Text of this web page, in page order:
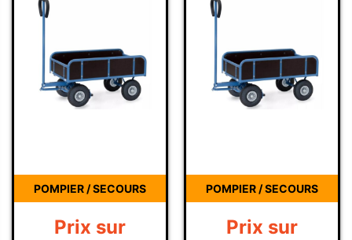
POMPIER / SECOURS
Prix sur
POMPIER / SECOURS
Prix sur